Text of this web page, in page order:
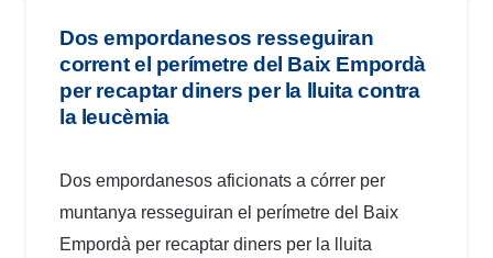
Dos empordanesos resseguiran
corrent el perímetre del Baix Empordà
per recaptar diners per la lluita contra
la leucèmia
Dos empordanesos aficionats a córrer per
muntanya resseguiran el perímetre del Baix
Empordà per recaptar diners per la lluita